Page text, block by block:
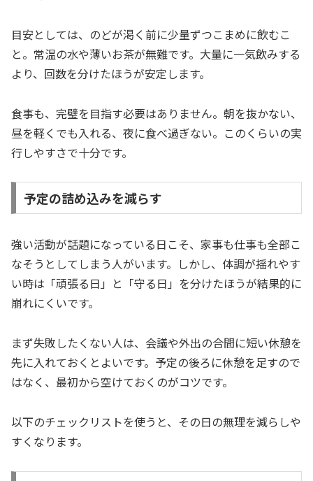
目安としては、のどが渇く前に少量ずつこまめに飲むこ
と。常温の水や薄いお茶が無難です。大量に一気飲みする
より、回数を分けたほうが安定します。
食事も、完璧を目指す必要はありません。朝を抜かない、
昼を軽くでも入れる、夜に食べ過ぎない。このくらいの実
行しやすさで十分です。
予定の詰め込みを減らす
強い活動が話題になっている日こそ、家事も仕事も全部こ
なそうとしてしまう人がいます。しかし、体調が揺れやす
い時は「頑張る日」と「守る日」を分けたほうが結果的に
崩れにくいです。
まず失敗したくない人は、会議や外出の合間に短い休憩を
先に入れておくとよいです。予定の後ろに休憩を足すので
はなく、最初から空けておくのがコツです。
以下のチェックリストを使うと、その日の無理を減らしや
すくなります。